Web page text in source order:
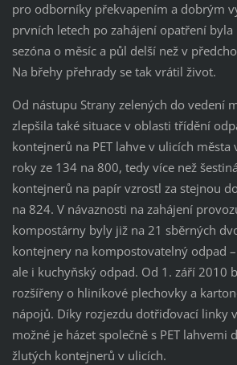
pro odborníky překvapením a dobrým
prvních letech po zahájení opatření
sezóna o měsíc a půl delší než v
Na břehy přehrady se tak vrátil život.
Od nástupu Strany zelených do vedení
zlepšila také situace v oblasti třídění
kontejnerů na PET lahve v ulicích
roky ze 134 na 800, tedy více než
kontejnerů na papír vzrostl za stejnou
na 824. V návaznosti na zahájení
kompostárny byly již na 21 sběrných
kontejnery na kompostovatelný odpad
ale i kuchyňský odpad. Od 1. září 2010
rozšířeny o hliníkové plechovky a
nápojů. Díky rozjezdu dotřiďovací linky
možné je házet společně s PET lahvemi
žlutých kontejnerů v ulicích.